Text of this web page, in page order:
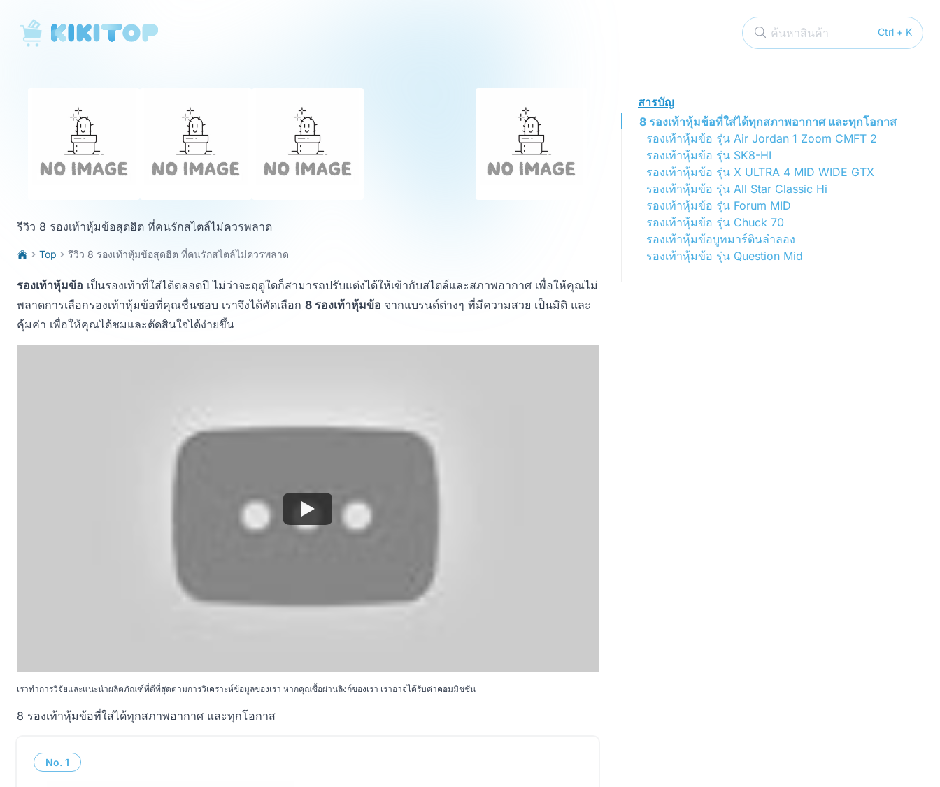
KikiTop Ctrl + K
ค้นหาสินค้า
รีวิว 8 รองเท้าหุ้มข้อสุดฮิต ที่คนรักสไตล์ไม่ควรพลาด
Top รีวิว 8 รองเท้าหุ้มข้อสุดฮิต ที่คนรักสไตล์ไม่ควรพลาด
รองเท้าหุ้มข้อ เป็นรองเท้าที่ใส่ได้ตลอดปี ไม่ว่าจะฤดูใดก็สามารถปรับแต่งได้ให้เข้ากับสไตล์และสภาพอากาศ เพื่อให้คุณไม่
พลาดการเลือกรองเท้าหุ้มข้อที่คุณชื่นชอบ เราจึงได้คัดเลือก 8 รองเท้าหุ้มข้อ จากแบรนด์ต่างๆ ที่มีความสวย เป็นมิติ และ
คุ้มค่า เพื่อให้คุณได้ชมและตัดสินใจได้ง่ายขึ้น
เราทำการวิจัยและแนะนำผลิตภัณฑ์ที่ดีที่สุดตามการวิเคราะห์ข้อมูลของเรา หากคุณซื้อผ่านลิงก์ของเรา เราอาจได้รับค่าคอมมิชชั่น
8 รองเท้าหุ้มข้อที่ใส่ได้ทุกสภาพอากาศ และทุกโอกาส
No. 1
สารบัญ
8 รองเท้าหุ้มข้อที่ใส่ได้ทุกสภาพอากาศ และทุกโอกาส
รองเท้าหุ้มข้อ รุ่น Air Jordan 1 Zoom CMFT 2
รองเท้าหุ้มข้อ รุ่น SK8-HI
รองเท้าหุ้มข้อ รุ่น X ULTRA 4 MID WIDE GTX
รองเท้าหุ้มข้อ รุ่น All Star Classic Hi
รองเท้าหุ้มข้อ รุ่น Forum MID
รองเท้าหุ้มข้อ รุ่น Chuck 70
รองเท้าหุ้มข้อบูทมาร์ตินลําลอง
รองเท้าหุ้มข้อ รุ่น Question Mid